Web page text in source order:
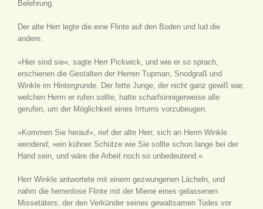
Belehrung.
Der alte Herr legte die eine Flinte auf den Boden und lud die
andere.
»Hier sind sie«, sagte Herr Pickwick, und wie er so sprach,
erschienen die Gestalten der Herren Tupman, Snodgraß und
Winkle im Hintergrunde. Der fette Junge, der nicht ganz gewiß war,
welchen Herrn er rufen sollte, hatte scharfsinnigerweise alle
gerufen, um der Möglichkeit eines Irrtums vorzubeugen.
»Kommen Sie herauf«, rief der alte Herr, sich an Herrn Winkle
wendend; »ein kühner Schütze wie Sie sollte schon lange bei der
Hand sein, und wäre die Arbeit noch so unbedeutend.«
Herr Winkle antwortete mit einem gezwungenen Lächeln, und
nahm die herrenlose Flinte mit der Miene eines gelassenen
Missetäters, der den Verkünder seines gewaltsamen Todes vor